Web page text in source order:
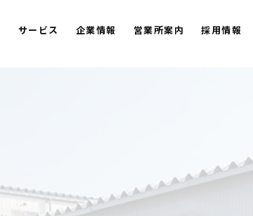
サービス 企業情報 営業所案内 採用情報